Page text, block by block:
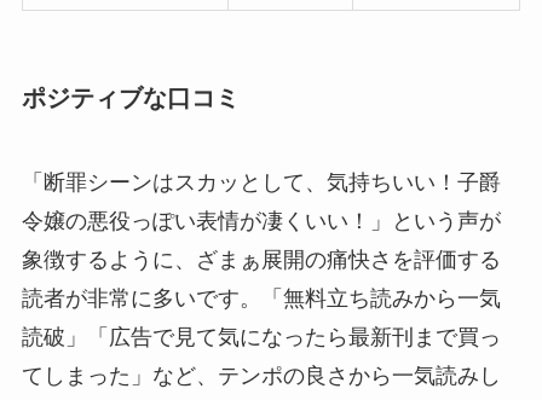
ポジティブな口コミ
「断罪シーンはスカッとして、気持ちいい！子爵
令嬢の悪役っぽい表情が凄くいい！」という声が
象徴するように、ざまぁ展開の痛快さを評価する
読者が非常に多いです。「無料立ち読みから一気
読破」「広告で見て気になったら最新刊まで買っ
てしまった」など、テンポの良さから一気読みし